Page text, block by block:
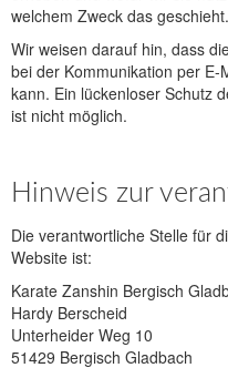
welchem Zweck das geschieht.
Wir weisen darauf hin, dass
bei der Kommunikation per E-
kann. Ein lückenloser Schutz
ist nicht möglich.
Hinweis zur
Die verantwortliche Stelle für
Website ist:
Karate Zanshin Bergisch
Hardy Berscheid
Unterheider Weg 10
51429 Bergisch Gladbach